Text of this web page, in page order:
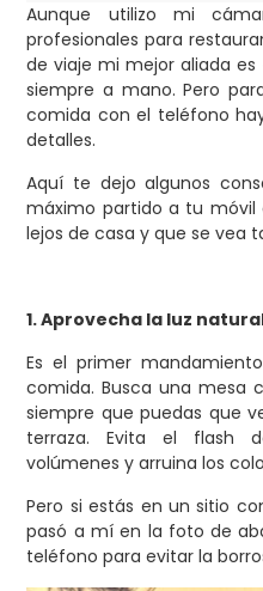
Aunque utilizo mi
profesionales para
de viaje mi mejor aliada es
siempre a mano. Pero
comida con el teléfono
detalles.
Aquí te dejo algunos
máximo partido a tu
lejos de casa y que se vea
1. Aprovecha la luz
Es el primer
comida. Busca una mesa
siempre que puedas que
terraza. Evita el flash
volúmenes y arruina los
Pero si estás en un sitio
pasó a mí en la foto de
teléfono para evitar la